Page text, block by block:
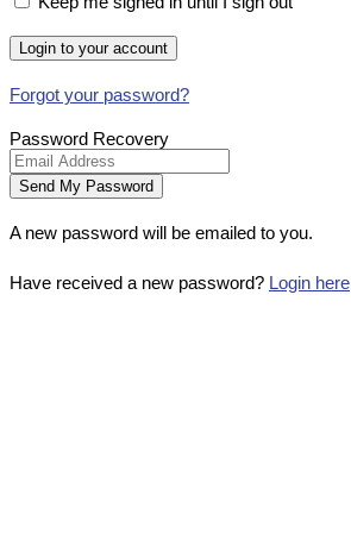
Forgot your password?
Password Recovery
A new password will be emailed to you.
Have received a new password? Login here